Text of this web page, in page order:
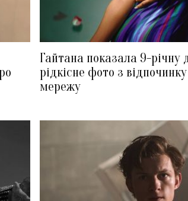
Гайтана показала 9-річну
рідкісне фото з
мережу